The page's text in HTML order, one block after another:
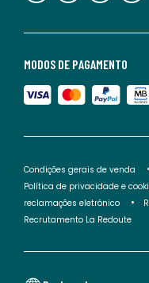
MODOS DE PAGAMENTO
Condições gerais de venda
Política de privacidade e
reclamações eletrónico
Recrutamento La Redoute